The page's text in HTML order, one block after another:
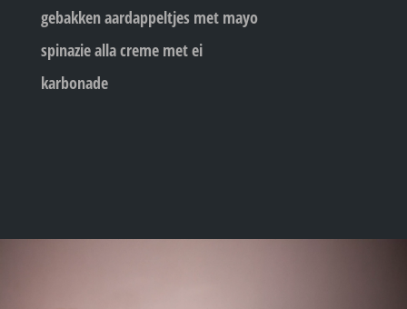
gebakken aardappeltjes met mayo
spinazie alla creme met ei
karbonade